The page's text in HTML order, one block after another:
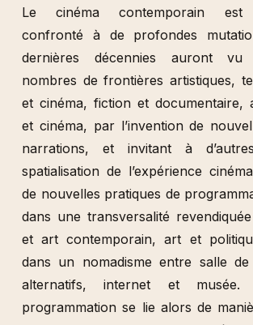
Le cinéma contemporain est
confronté à de profondes
dernières décennies auront
nombres de frontières artistiques,
et cinéma, fiction et documentaire,
et cinéma, par l’invention de
narrations, et invitant à
spatialisation de l’expérience
de nouvelles pratiques de
dans une transversalité
et art contemporain, art et
dans un nomadisme entre salle
alternatifs, internet et musée.
programmation se lie alors de